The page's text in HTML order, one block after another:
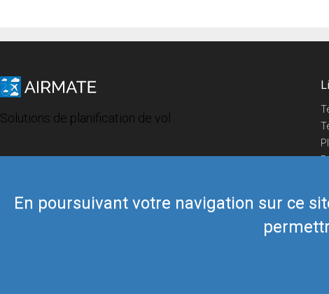
En poursuivant votre navigation sur ce
Solutions de planification de vol